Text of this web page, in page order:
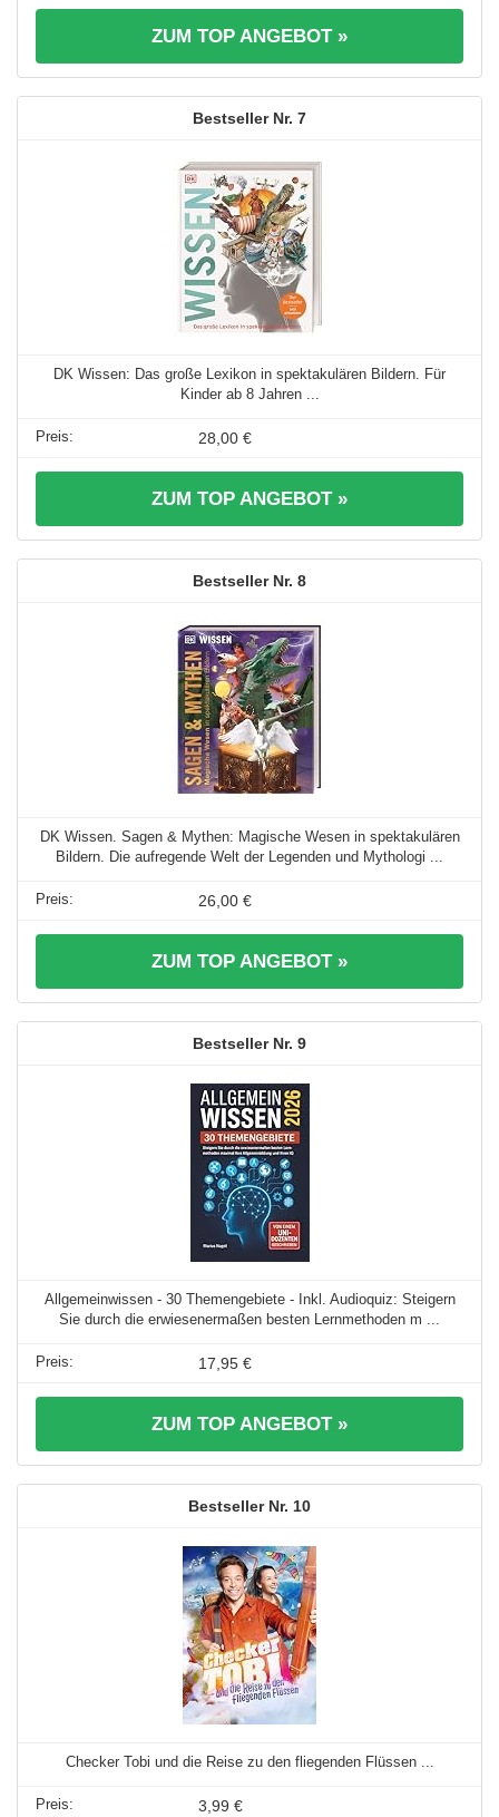
ZUM TOP ANGEBOT »
7
DK Wissen: Das große Lexikon in spektakulären Bildern. Für
Kinder ab 8 Jahren ...
28,00 €
ZUM TOP ANGEBOT »
8
DK Wissen. Sagen & Mythen: Magische Wesen in spektakulären
Bildern. Die aufregende Welt der Legenden und Mythologi ...
26,00 €
ZUM TOP ANGEBOT »
9
Allgemeinwissen - 30 Themengebiete - Inkl. Audioquiz: Steigern
Sie durch die erwiesenermaßen besten Lernmethoden m ...
17,95 €
ZUM TOP ANGEBOT »
10
Checker Tobi und die Reise zu den fliegenden Flüssen ...
3,99 €